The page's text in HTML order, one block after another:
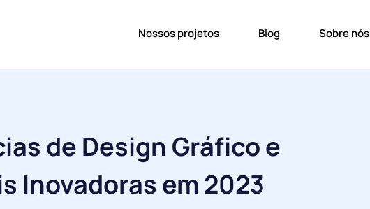
Nossos projetos Blog Sobre nós
de Design Gráfico e
Inovadoras em 2023